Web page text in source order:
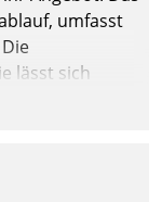
umfasst
lässt sich
Freiraum